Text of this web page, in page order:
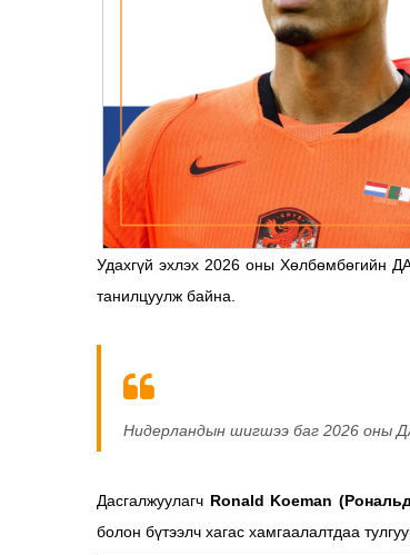
Удахгүй эхлэх 2026 оны Хөлбөмбөгийн
танилцуулж байна.
Нидерландын шигшээ баг 2026 оны
Дасгалжуулагч Ronald Koeman
болон бүтээлч хагас хамгаалалтдаа